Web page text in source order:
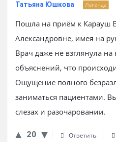
Татьяна Юшкова Легенда
Пошла на приём к Карауш
Александровне, имея на
Врач даже не взглянула
объяснений, что
Ощущение полного
заниматься пациентами.
слезах и разочаровании.
20 Ответить